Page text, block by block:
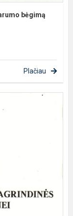
bėgimą
Plačiau